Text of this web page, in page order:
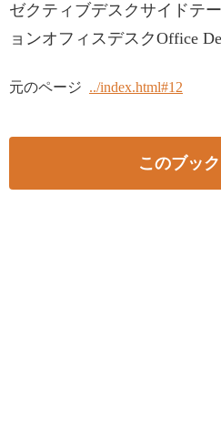
ゼクティブデスクサイドテ
ョンオフィスデスクOffice
元のページ ../index.html#12
このブッ